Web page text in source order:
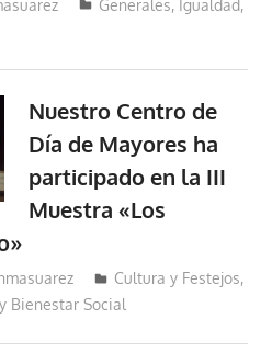
Generales, Igualdad,
Nuestro Centro de
Día de Mayores ha
participado en la III
Muestra «Los
Cultura y Festejos,
Bienestar Social